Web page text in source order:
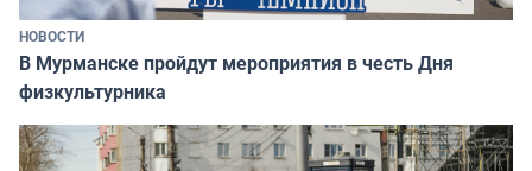
НОВОСТИ
В Мурманске пройдут мероприятия в честь Дня
физкультурника